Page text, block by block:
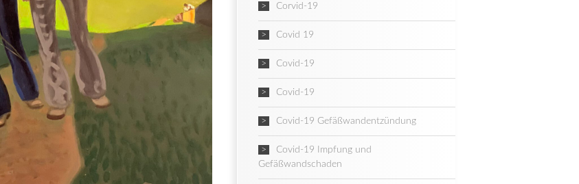
Corvid-19
Covid 19
Covid-19
Covid-19
Covid-19 Gefäßwandentzündung
Covid-19 Impfung und
Gefäßwandschaden